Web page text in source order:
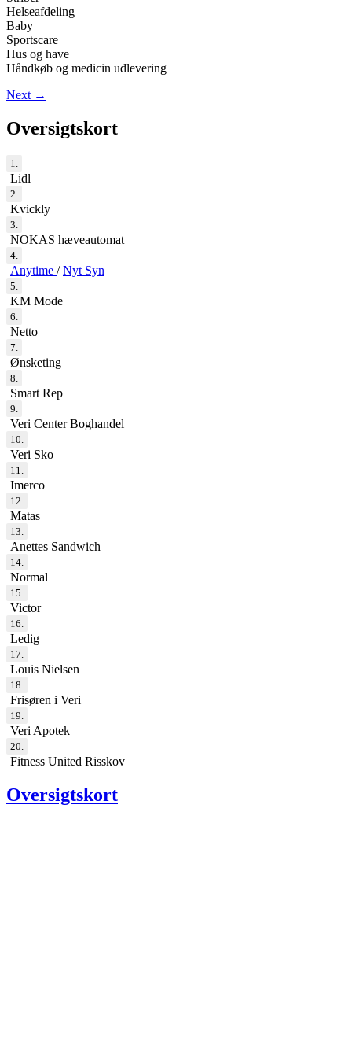
Helseafdeling
Baby
Sportscare
Hus og have
Håndkøb og medicin udlevering
Next →
Oversigtskort
1.
Lidl
2.
Kvickly
3.
NOKAS hæveautomat
4.
Anytime /Nyt Syn
5.
KM Mode
6.
Netto
7.
Ønsketing
8.
Smart Rep
9.
Veri Center Boghandel
10.
Veri Sko
11.
Imerco
12.
Matas
13.
Anettes Sandwich
14.
Normal
15.
Victor
16.
Ledig
17.
Louis Nielsen
18.
Frisøren i Veri
19.
Veri Apotek
20.
Fitness United Risskov
Oversigtskort